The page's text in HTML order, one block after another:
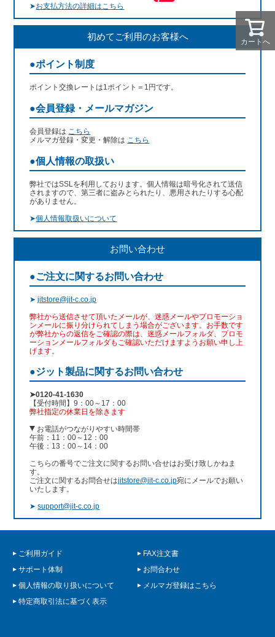
カートへ
➤お支払方法の詳細はこちら
初めてご利用のお客様へ
●ポイント制度
ポイント交換レートは1ポイント＝1円です。
●会員登録・メールマガジン
会員登録は こちら
メルマガ登録・変更・解除は こちら
●個人情報の取扱い
弊社ではSSLを利用しております。個人情報は暗号化されて送信
されますので、第三者に盗みとられたり、悪用されたりする心配
がありません。
➤個人情報取扱いについて
お問い合わせ
●ご注文に関するお問い合わせ
➤jitstore@jit-c.co.jp
弊社から送信させて頂いたメールが、迷惑メールやプロモーショ
ンメールに振り分けられてしまう場合がございます。お手数です
が弊社からの返信をご確認の際は、迷惑メールフォルダ、プロモ
ーションメールフォルダもご確認いただけますようお願い申し上
げます。
●ジット製品に関するお問い合わせ
➤0120-41-1630
【受付時間】9：00～17：00
弊社指定の休業日を除きます
お電話がつながりやすい時間帯
午前：11：00～12：00
午後：13：00～14：00
こちらの番号でご注文に関するお問い合せはお受け致しかねま
す。
ご注文に関するお問合せはjitstore@jit-c.co.jp宛にメールでお願い
いたします。
➤support@jit-c.co.jp
ご利用ガイド
FAX注文書
サポート体制
お問合わせ
個人情報の取り扱いについて
メルマガ登録はこちら
特定商取引法に基づく表示